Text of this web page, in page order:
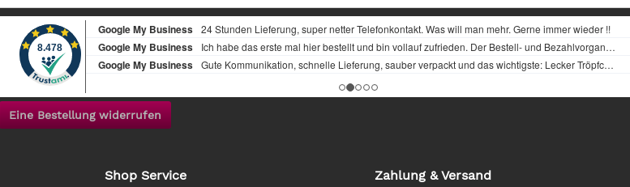
Eine Bestellung widerrufen
Shop Service Zahlung & Versand